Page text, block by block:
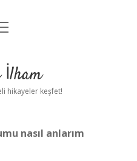
İlham
hikayeler keşfet!
nasıl anlarım